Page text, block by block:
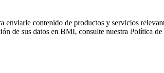
contenido de productos y servicios
de sus datos en BMI, consulte nuestra Política